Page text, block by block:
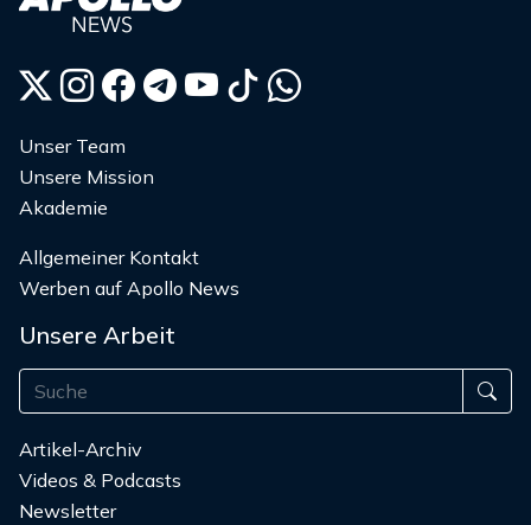
Unser Team
Unsere Mission
Akademie
Allgemeiner Kontakt
Werben auf Apollo News
Unsere Arbeit
Artikel-Archiv
Videos & Podcasts
Newsletter